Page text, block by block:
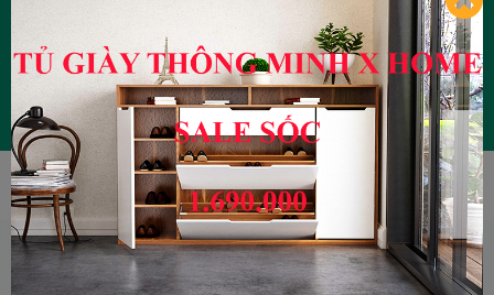
M
I
:
Đăng ký Đăng nhập
Home Tâm Lý - Kỹ Năng Sống
TÂM LÝ - KỸ NĂNG SỐNG